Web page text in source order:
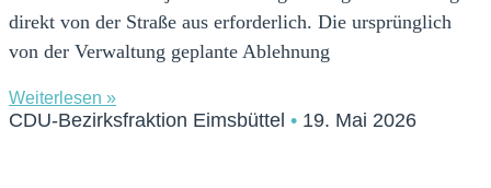
direkt von der Straße aus erforderlich. Die ursprünglich
von der Verwaltung geplante Ablehnung
Weiterlesen »
CDU-Bezirksfraktion Eimsbüttel 19. Mai 2026